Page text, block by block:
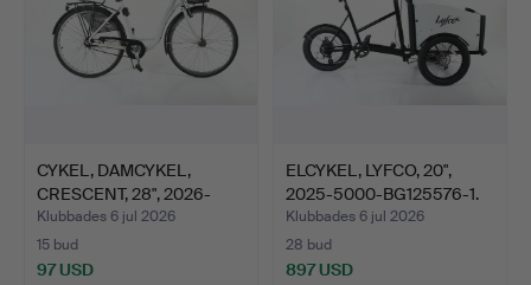
CYKEL, DAMCYKEL,
CRESCENT, 28", 2026-
5000-…
Klubbades 6 jul 2026
15 bud
97 USD
ELCYKEL, LYFCO, 20",
2025-5000-BG125576-1.
Klubbades 6 jul 2026
28 bud
897 USD